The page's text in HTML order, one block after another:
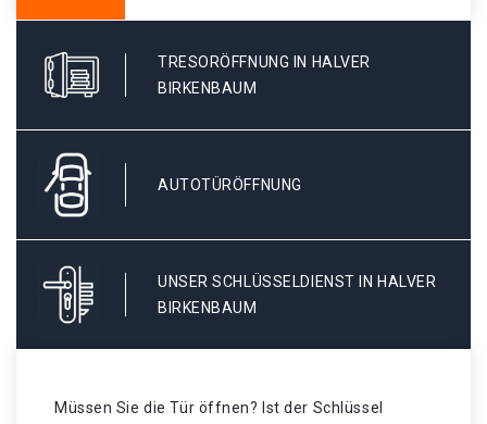
TRESORÖFFNUNG IN HALVER
BIRKENBAUM
AUTOTÜRÖFFNUNG
UNSER SCHLÜSSELDIENST IN HALVER
BIRKENBAUM
Müssen Sie die Tür öffnen? Ist der Schlüssel